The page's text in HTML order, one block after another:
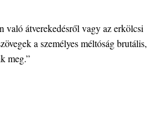
való átverekedésről vagy az erkölcsi
a személyes méltóság brutális,
meg.”